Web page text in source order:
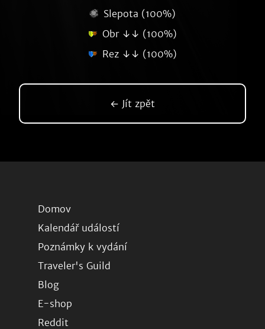
Slepota (100%)
Obr ↓↓ (100%)
Rez ↓↓ (100%)
← Jít zpět
Domov
Kalendář událostí
Poznámky k vydání
Traveler's Guild
Blog
E-shop
Reddit